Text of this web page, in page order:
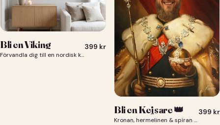
Bli en Viking
Förvandla dig till en nordisk krigare i ett episkt vikingaporträtt.
399 kr
Bli en Kejsare 👑
Kronan, hermelinen & spiran — du som kejsare 👑
399 kr